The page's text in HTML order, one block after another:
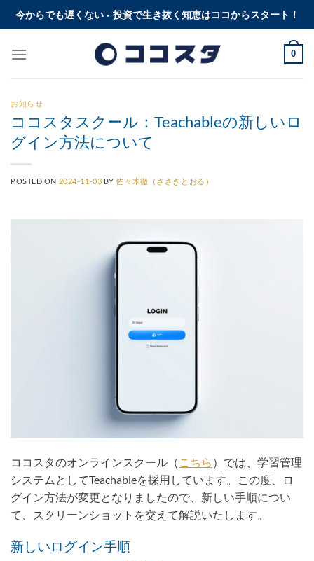
Skip今からでも遅くない - 投資で生き抜く知恵はココからスタート！
0
お知らせ
ココスタスクール：Teachableの新しいロ
グイン方法について
POSTED ON 2024-11-03 BY佐々木徹（ささきとおる）
ココスタのオンラインスクール（ こちら ）では、学習管理
システムとしてTeachableを採用しています。この度、ロ
グイン方法が変更となりましたので、新しい手順につい
て、スクリーンショットを交えて解説いたします。
新しいログイン手順